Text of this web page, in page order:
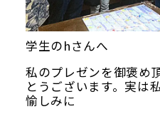
学生のhさんへ
私のプレゼンを御褒め
とうございます。実は
愉しみに